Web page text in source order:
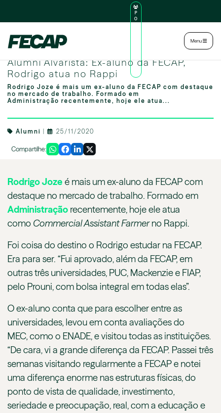
P
O
U
Menu
Alumni Alvarista: Ex-aluno da FECAP,
Rodrigo atua no Rappi
Rodrigo Joze é mais um ex-aluno da FECAP com destaque
no mercado de trabalho. Formado em
Administração recentemente, hoje ele atua...
Alumni 25/11/2020
Compartilhe:
Rodrigo Joze é mais um ex-aluno da FECAP com
destaque no mercado de trabalho. Formado em
Administração recentemente, hoje ele atua
como CommercialAssistantFarmerno Rappi.
Foi coisa do destino o Rodrigo estudar na FECAP.
Era para ser. “Fui aprovado, além da FECAP, em
outras três universidades, PUC, Mackenzie e FIAP,
pelo Prouni, com bolsa integral em todas elas”.
O ex-aluno conta que para escolher entre as
universidades, levou em conta avaliações do
MEC, como o ENADE, e visitou todas as instituições.
“De cara, vi a grande diferença da FECAP. Passei três
semanas visitando regularmente a FECAP e notei
uma diferença enorme nas estruturas físicas, do
ponto de vista de qualidade, investimento,
seriedade e preocupação, real, com a educação e